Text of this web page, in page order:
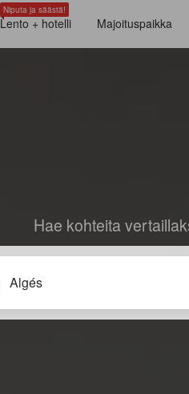
Niputa ja säästä!
Lento + hotelli Majoituspaikka
Hae kohteita